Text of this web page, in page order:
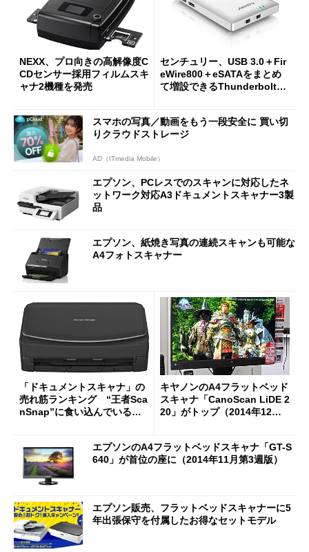
NEXX、プロ向きの高解像度C
CDセンサー採用フィルムスキ
ャナ2機種を発売
センチュリー、USB 3.0＋Fir
eWire800＋eSATAをまとめ
て増設できるThunderbolt外
スマホの写真／動画をもう一段安全に 買い切
りクラウドストレージ
AD（ITmedia Mobile）
エプソン、PCレスでのスキャンに対応したネ
ットワーク対応A3ドキュメントスキャナー3製
品
エプソン、紙焼き写真の連続スキャンも可能な
A4フォトスキャナー
「ドキュメントスキャナ」の
売れ筋ランキング “王者Sca
nSnap”に食い込んでいる製
キヤノンのA4フラットベッド
スキャナ「CanoScan LiDE 2
20」がトップ（2014年12月
エプソンのA4フラットベッドスキャナ「GT-S
640」が首位の座に（2014年11月第3週版）
エプソン販売、フラットベッドスキャナーに5
年出張保守を付属したお得なセットモデル